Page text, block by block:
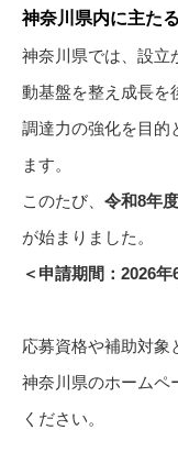
神奈川県内に主た
神奈川県では、設立
動基盤を整え成長を
調達力の強化を目的
ます。
このたび、 令和8年
が始まりました。
＜申請期間：2026
応募資格や補助対象
神奈川県のホームペ
ください。